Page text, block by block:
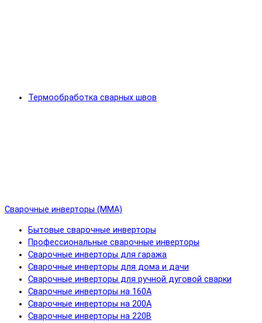
Термообработка сварных швов
Сварочные инверторы (MMA)
Бытовые сварочные инверторы
Профессиональные сварочные инверторы
Сварочные инверторы для гаража
Сварочные инверторы для дома и дачи
Сварочные инверторы для ручной дуговой сварки
Сварочные инверторы на 160А
Сварочные инверторы на 200А
Сварочные инверторы на 220В